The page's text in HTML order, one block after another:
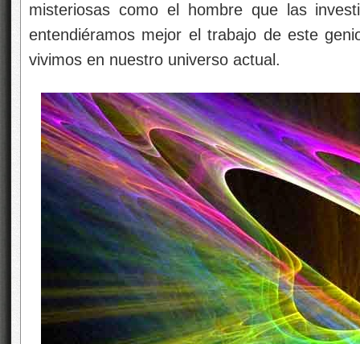
misteriosas como el hombre que las
entendiéramos mejor el trabajo de este
vivimos en nuestro universo actual.